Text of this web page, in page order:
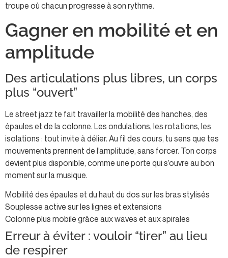
troupe où chacun progresse à son rythme.
Gagner en mobilité et en
amplitude
Des articulations plus libres, un corps
plus “ouvert”
Le street jazz te fait travailler la mobilité des hanches, des
épaules et de la colonne. Les ondulations, les rotations, les
isolations : tout invite à délier. Au fil des cours, tu sens que tes
mouvements prennent de l’amplitude, sans forcer. Ton corps
devient plus disponible, comme une porte qui s’ouvre au bon
moment sur la musique.
Mobilité des épaules et du haut du dos sur les bras stylisés
Souplesse active sur les lignes et extensions
Colonne plus mobile grâce aux waves et aux spirales
Erreur à éviter : vouloir “tirer” au lieu
de respirer